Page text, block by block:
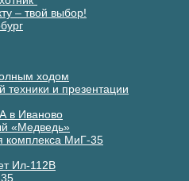
– твой выбор!
ходом
техники и презентации
в Иваново
«Медведь»
комплекса МиГ-35
Ил-112В